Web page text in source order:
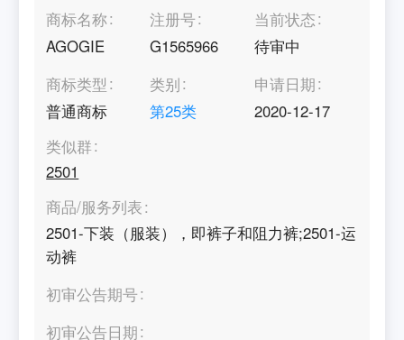
商标名称
AGOGIE
注册号
G1565966
当前状态
待审中
商标类型
普通商标
类别
第25类
申请日期
2020-12-17
类似群
2501
商品/服务列表
2501-下装（服装），即裤子和阻力裤;2501-运
动裤
初审公告期号
初审公告日期